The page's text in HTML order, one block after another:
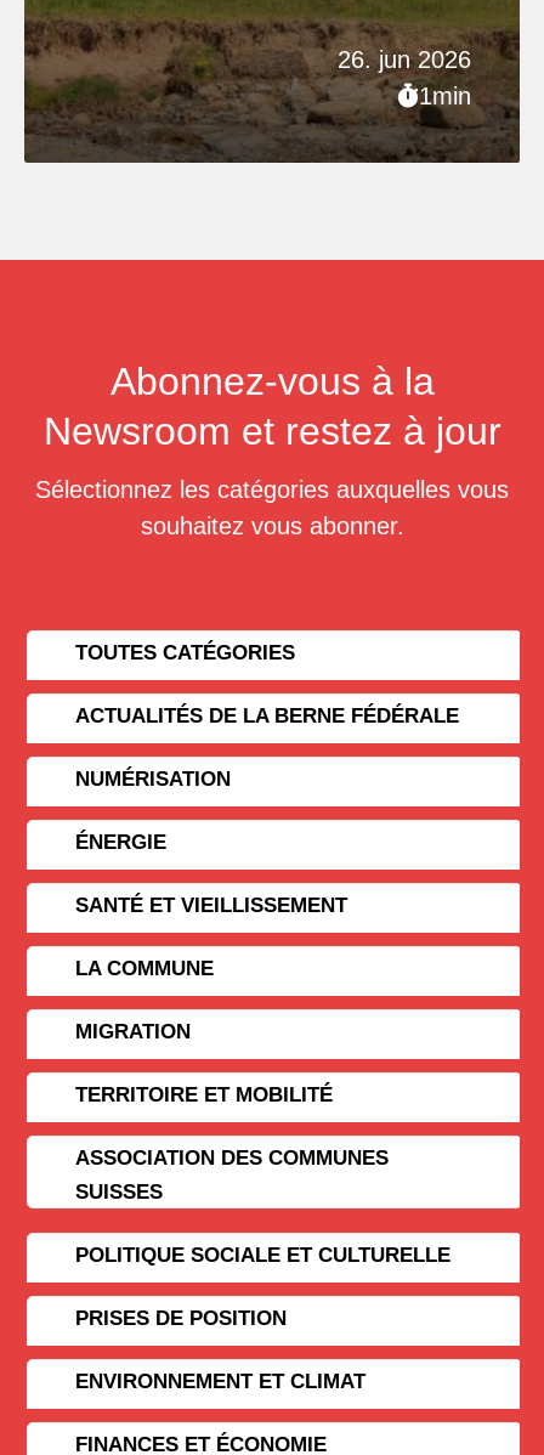
26. jun 2026
1min
Abonnez-vous à la
Newsroom et restez à jour
Sélectionnez les catégories auxquelles vous
souhaitez vous abonner.
TOUTES CATÉGORIES
ACTUALITÉS DE LA BERNE FÉDÉRALE
NUMÉRISATION
ÉNERGIE
SANTÉ ET VIEILLISSEMENT
LA COMMUNE
MIGRATION
TERRITOIRE ET MOBILITÉ
ASSOCIATION DES COMMUNES
SUISSES
POLITIQUE SOCIALE ET CULTURELLE
PRISES DE POSITION
ENVIRONNEMENT ET CLIMAT
FINANCES ET ÉCONOMIE